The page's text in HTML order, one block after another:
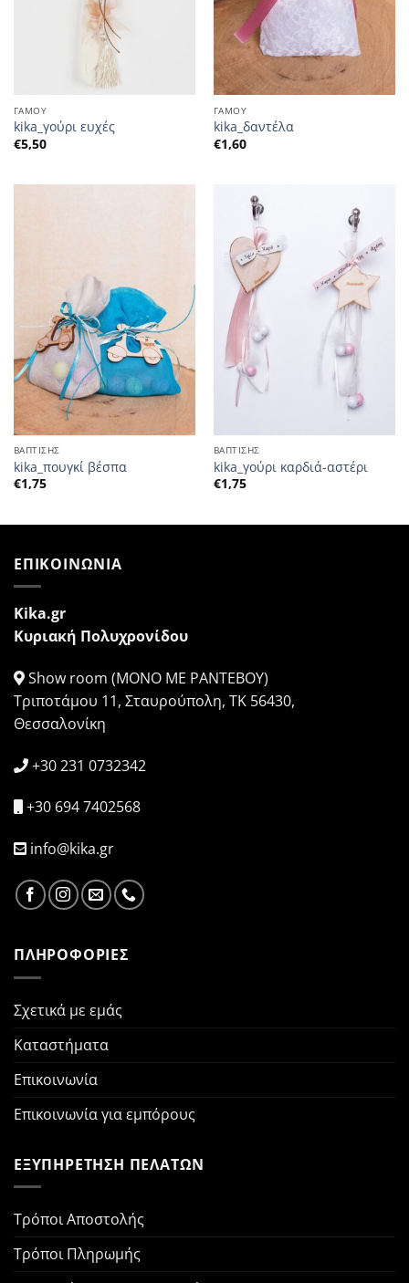
ΓΑΜΟΥ
kika_γούρι ευχές
€5,50
ΓΑΜΟΥ
kika_δαντέλα
€1,60
ΒΑΠΤΙΣΗΣ
kika_πουγκί βέσπα
€1,75
ΒΑΠΤΙΣΗΣ
kika_γούρι καρδιά-αστέρι
€1,75
ΕΠΙΚΟΙΝΩΝΙΑ
Kika.gr
Κυριακή Πολυχρονίδου
Show room (ΜΟΝΟ ΜΕ ΡΑΝΤΕΒΟΥ)
Τριποτάμου 11, Σταυρούπολη, ΤΚ 56430,
Θεσσαλονίκη
+30 231 0732342
+30 694 7402568
info@kika.gr
ΠΛΗΡΟΦΟΡΙΕΣ
Σχετικά με εμάς
Καταστήματα
Επικοινωνία
Επικοινωνία για εμπόρους
ΕΞΥΠΗΡΕΤΗΣΗ ΠΕΛΑΤΩΝ
Τρόποι Αποστολής
Τρόποι Πληρωμής